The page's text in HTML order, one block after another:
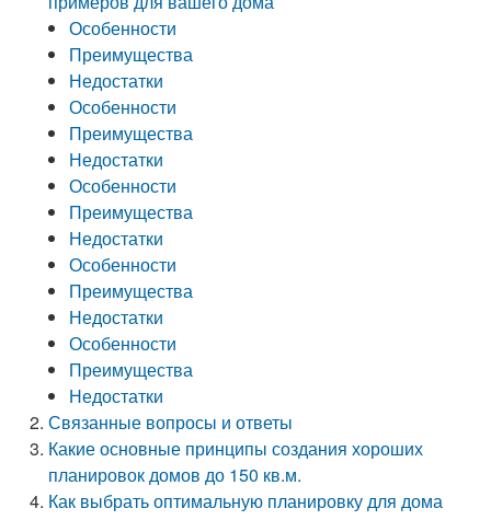
Особенности
Преимущества
Недостатки
Особенности
Преимущества
Недостатки
Особенности
Преимущества
Недостатки
Особенности
Преимущества
Недостатки
Особенности
Преимущества
Недостатки
Связанные вопросы и ответы
Какие основные принципы создания хороших
планировок домов до 150 кв.м.
Как выбрать оптимальную планировку для дома